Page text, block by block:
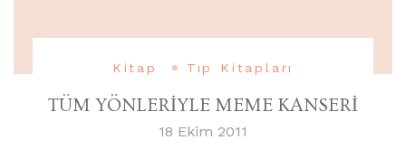
Kitap Tıp Kitapları
TÜM YÖNLERİYLE MEME KANSERİ
18 Ekim 2011